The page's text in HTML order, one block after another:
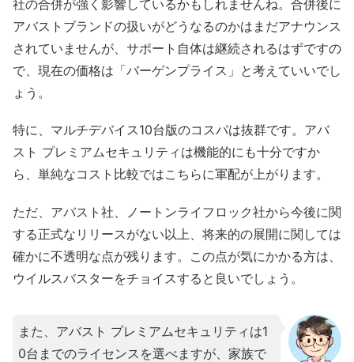
社の合併が強く影響しているかもしれませんね。合併後に
アバストブランドの扱いがどうなるのかはまだアナウンス
されていませんが、サポート自体は継続されるはずですの
で、現在の価格は「バーゲンプライス」と考えていいでし
ょう。
特に、マルチデバイス10台版のコスパは抜群です。アバ
スト プレミアムセキュリティは機能的にも十分ですか
ら、単純なコスト比較ではこちらに軍配が上がります。
ただ、アバスト社、ノートンライフロック社から今後に関
する正式なリリースがない以上、将来的の展開に関しては
確かに不透明な点が残ります。この点が気にかかる方は、
ウイルスバスターをチョイスすると良いでしょう。
また、アバスト プレミアムセキュリティは1
0台までのライセンスを選べますが、家族で